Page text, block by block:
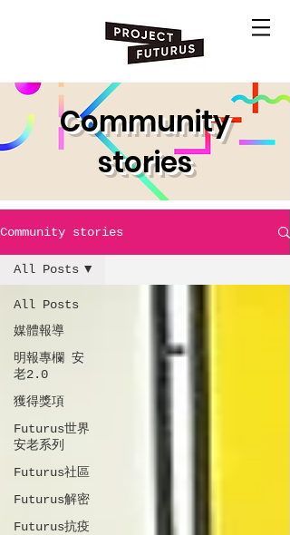
Community
stories
Community stories
All Posts
媒體報導
明報專欄 安
老2.0
獲得獎項
Futurus世界
安老系列
Futurus社區
Futurus解密
Futurus抗疫
All Posts